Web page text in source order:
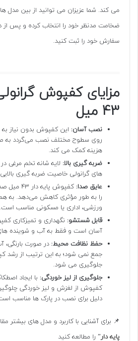
می کند. شما عزیزان می توانید از بین مدل
ضخامت مدنظر خود را انتخاب کرده و پس از
سفارش خود را ثبت کنید.
مزایای کفپوش
43 میل
نصب آسان: این کفپوش بدون نیاز به
روی سطوح مختلف نصب می‌گردد به
هزینه کمک می کند.
ضربه گیری بالا: لایه شانه تخم مرغی
های گرانولی خاصیت ضربه گیری
عایق صدا:
کفپوش
را به طور مؤثری کاهش می‌دهد. به
ورزشی، اداری یا مسکونی مناسب است.
قابل شستشو: نگهداری و تمیزکاری
آسان است و فقط به آب و شوینده
حفظ نظافت محیط: در صورت بارنگی،
جمع نمی شود؛ به این ترتیب از
جلوگیری می شود.
جلوگیری از لیز خوردگی: با ایجاد
کفپوش از لغزش و لیز خوردگی
دلیل برای نصب در پارک ها مناسب
📌 برای آشنایی با کاربرد و مدل های بیشتر
پایه دار” را مطالعه کنید